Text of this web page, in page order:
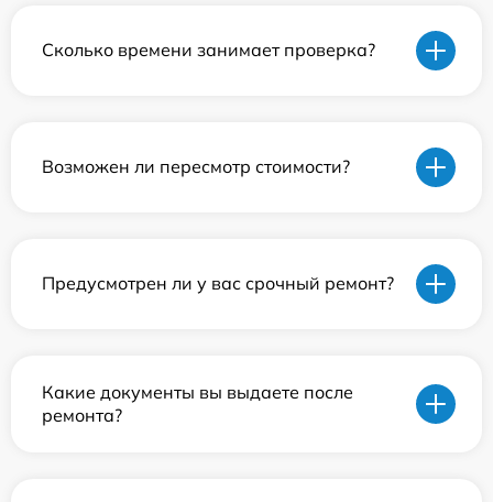
Сколько времени занимает проверка?
Возможен ли пересмотр стоимости?
Предусмотрен ли у вас срочный ремонт?
Какие документы вы выдаете после
ремонта?